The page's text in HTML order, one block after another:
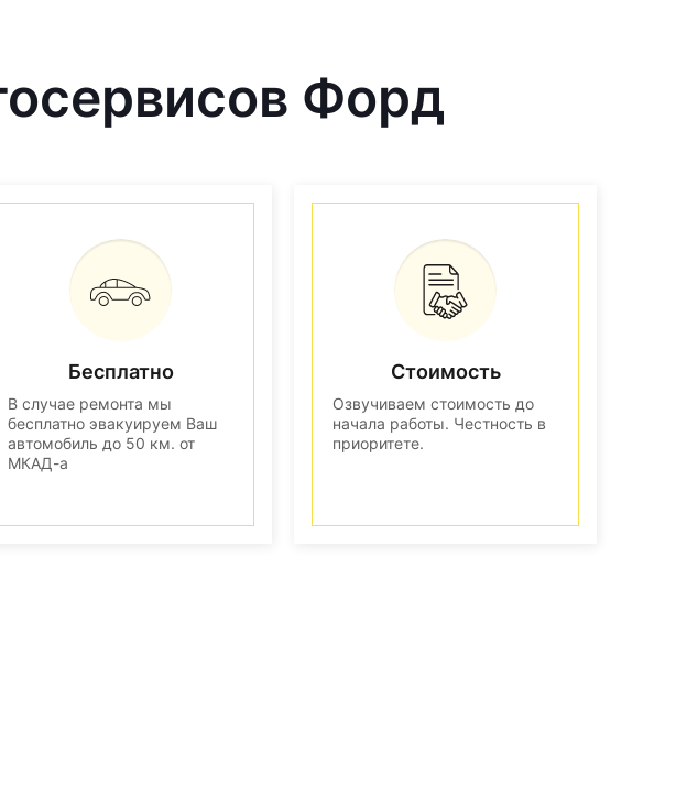
Форд
Бесплатно
В случае ремонта мы
бесплатно эвакуируем Ваш
автомобиль до 50 км. от
МКАД-а
Стоимость
Озвучиваем стоимость до
начала работы. Честность в
приоритете.